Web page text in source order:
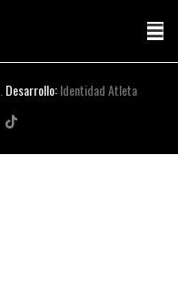
Desarrollo:Identidad Atleta